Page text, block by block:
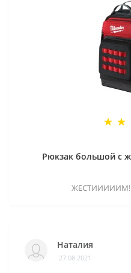
Рюкзак большой с
Наталия
27.08.2021